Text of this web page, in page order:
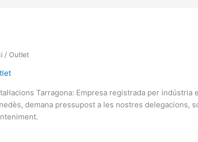
/ Outlet
Tarragona: Empresa registrada per
demana pressupost a les nostres delegacions,